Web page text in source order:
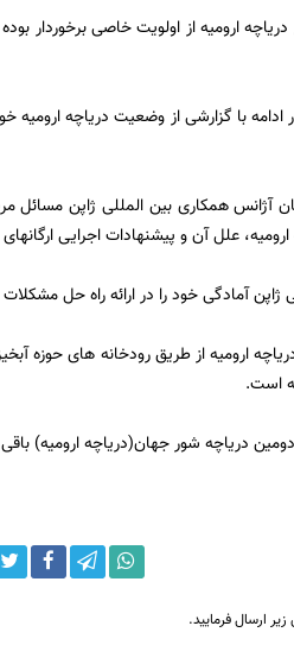
ارومیه از اولویت خاصی برخوردار
با گزارشی از وضعیت دریاچه ارومیه
همکاری بین المللی ژاپن مسائل
علل آن و پیشنهادات اجرایی
آمادگی خود را در ارائه راه حل مشکلات
ارسال فرمایید.